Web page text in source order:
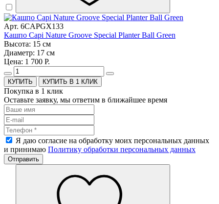
Арт. 6CAPGX133
Кашпо Capi Nature Groove Special Planter Ball Green
Высота: 15 см
Диаметр: 17 см
Цена: 1 700 Р.
КУПИТЬ В 1 КЛИК
Покупка в 1 клик
Оставьте заявку, мы ответим в ближайшее время
Я даю согласие на обработку моих персональных данных
и принимаю Политику обработки персональных данных
Отправить